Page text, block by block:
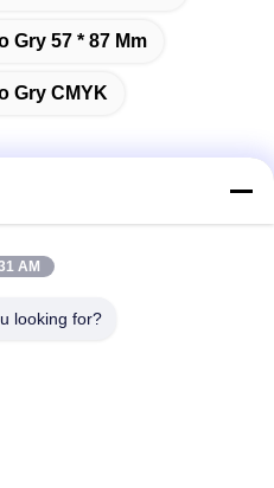
Gry 57 * 87 Mm
Gry CMYK
Co., Ltd. Dodatek: nr 26
AM
looking for?